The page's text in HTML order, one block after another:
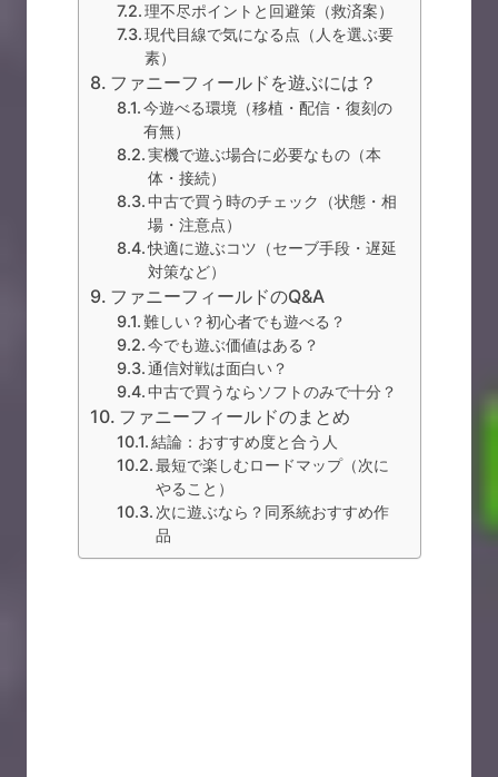
理不尽ポイントと回避策（救済案）
現代目線で気になる点（人を選ぶ要
素）
ファニーフィールドを遊ぶには？
今遊べる環境（移植・配信・復刻の
有無）
実機で遊ぶ場合に必要なもの（本
体・接続）
中古で買う時のチェック（状態・相
場・注意点）
快適に遊ぶコツ（セーブ手段・遅延
対策など）
ファニーフィールドのQ&A
難しい？初心者でも遊べる？
今でも遊ぶ価値はある？
通信対戦は面白い？
中古で買うならソフトのみで十分？
ファニーフィールドのまとめ
結論：おすすめ度と合う人
最短で楽しむロードマップ（次に
やること）
次に遊ぶなら？同系統おすすめ作
品